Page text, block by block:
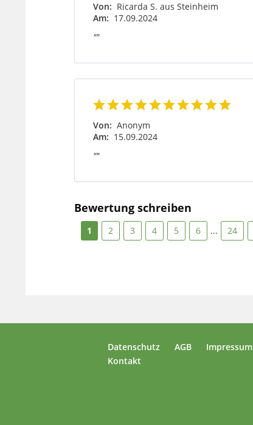
Von: Ricarda S. aus Steinheim
Am: 17.09.2024
""
Von: Anonym
Am: 15.09.2024
""
Bewertung schreiben
1 2 3 4 5 6 ... 24
Datenschutz AGB
Impressum
Kontakt